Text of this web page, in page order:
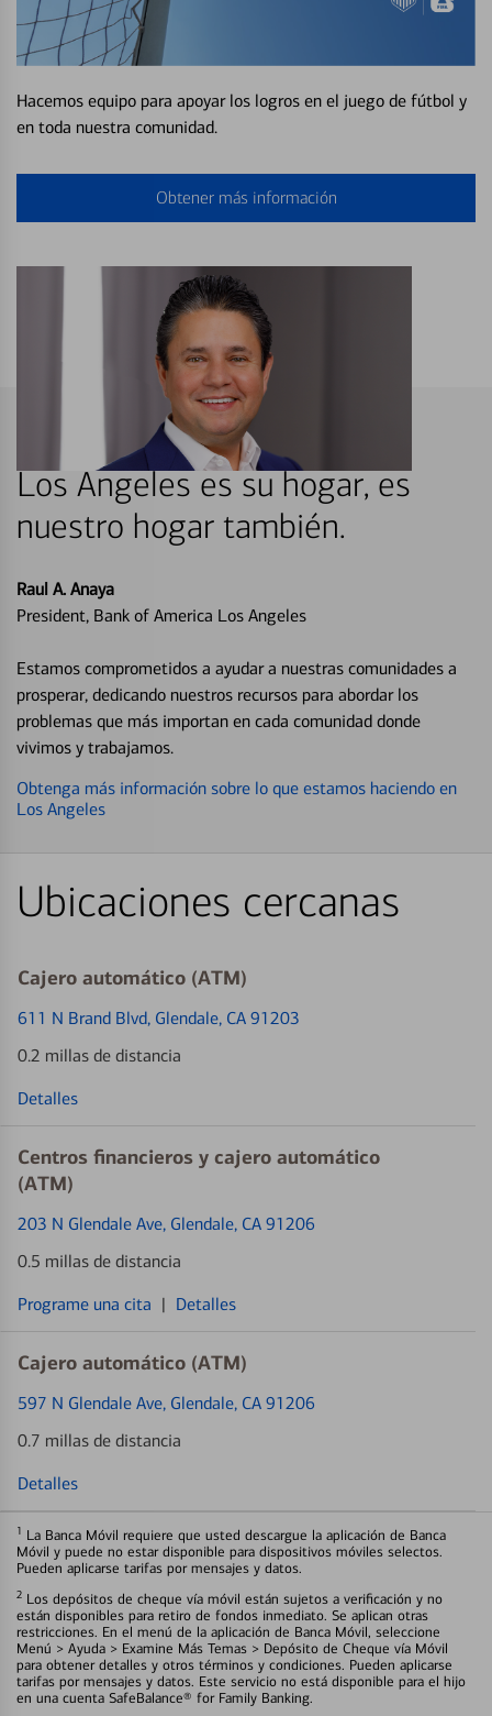
Hacemos equipo para apoyar los logros en el juego de fútbol y
en toda nuestra comunidad.
Obtener más información
Los Angeles es su hogar, es
nuestro hogar también.
Raul A. Anaya
President, Bank of America Los Angeles
Estamos comprometidos a ayudar a nuestras comunidades a
prosperar, dedicando nuestros recursos para abordar los
problemas que más importan en cada comunidad donde
vivimos y trabajamos.
Obtenga más información sobre lo que estamos haciendo en
Los Angeles
Ubicaciones cercanas
Cajero automático (ATM)
611 N Brand Blvd, Glendale, CA 91203
0.2 millas de distancia
Detalles
Centros financieros y cajero automático
(ATM)
203 N Glendale Ave, Glendale, CA 91206
0.5 millas de distancia
Programe una cita | Detalles
Cajero automático (ATM)
597 N Glendale Ave, Glendale, CA 91206
0.7 millas de distancia
Detalles
1 La Banca Móvil requiere que usted descargue la aplicación de Banca
Móvil y puede no estar disponible para dispositivos móviles selectos.
Pueden aplicarse tarifas por mensajes y datos.
2 Los depósitos de cheque vía móvil están sujetos a verificación y no
están disponibles para retiro de fondos inmediato. Se aplican otras
restricciones. En el menú de la aplicación de Banca Móvil, seleccione
Menú > Ayuda > Examine Más Temas > Depósito de Cheque vía Móvil
para obtener detalles y otros términos y condiciones. Pueden aplicarse
tarifas por mensajes y datos. Este servicio no está disponible para el hijo
en una cuenta SafeBalance® for Family Banking.